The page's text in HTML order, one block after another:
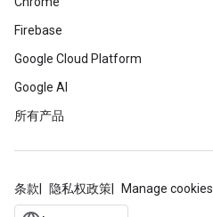
Firebase
Google Cloud Platform
Google AI
所有产品
条款 隐私权政策 Manage cookies